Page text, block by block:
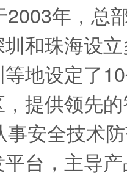
2003年，总
和珠海设
地设定了
提供领先
事安全技术
台，主导